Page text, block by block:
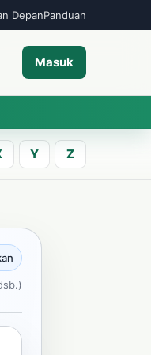
DepanPanduan
Masuk
Y Z